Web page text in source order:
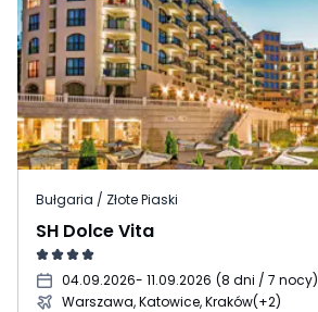
Bułgaria / Złote Piaski
SH Dolce Vita
04.09.2026- 11.09.2026 (8 dni / 7 nocy)
Warszawa, Katowice, Kraków(+2)